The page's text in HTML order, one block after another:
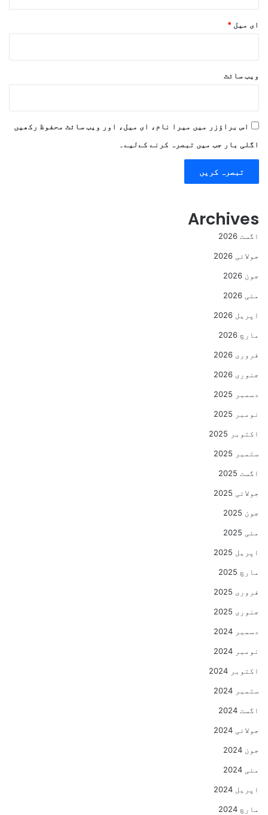
ای میل *
ویب‌ سائٹ
اس براؤزر میں میرا نام، ای میل، اور ویب سائٹ محفوظ رکھیں
اگلی بار جب میں تبصرہ کرنے کےلیے۔
Archives
اگست 2026
جولائی 2026
جون 2026
مئی 2026
اپریل 2026
مارچ 2026
فروری 2026
جنوری 2026
دسمبر 2025
نومبر 2025
اکتوبر 2025
ستمبر 2025
اگست 2025
جولائی 2025
جون 2025
مئی 2025
اپریل 2025
مارچ 2025
فروری 2025
جنوری 2025
دسمبر 2024
نومبر 2024
اکتوبر 2024
ستمبر 2024
اگست 2024
جولائی 2024
جون 2024
مئی 2024
اپریل 2024
مارچ 2024